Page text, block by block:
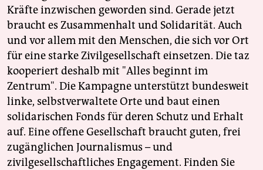
Kräfte inzwischen geworden sind. Gerade jetzt
braucht es Zusammenhalt und Solidarität. Auch
und vor allem mit den Menschen, die sich vor Ort
für eine starke Zivilgesellschaft einsetzen. Die taz
kooperiert deshalb mit "Alles beginnt im
Zentrum". Die Kampagne unterstützt bundesweit
linke, selbstverwaltete Orte und baut einen
solidarischen Fonds für deren Schutz und Erhalt
auf. Eine offene Gesellschaft braucht guten, frei
zugänglichen Journalismus – und
zivilgesellschaftliches Engagement. Finden Sie